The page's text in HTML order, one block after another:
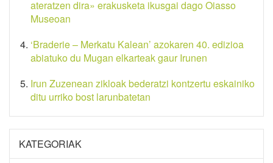
ateratzen dira» erakusketa ikusgai dago Oiasso
Museoan
‘Braderie – Merkatu Kalean’ azokaren 40. edizioa
abiatuko du Mugan elkarteak gaur Irunen
Irun Zuzenean zikloak bederatzi kontzertu eskainiko
ditu urriko bost larunbatetan
KATEGORIAK